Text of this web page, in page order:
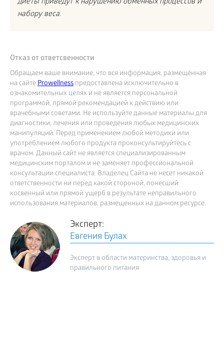
диеты приведут к нарушению обменных процессов и
набору веса.
Отказ от ответсвенности
Обращаем ваше внимание, что вся информация, размещённая
на сайтеProwellness предоставлена исключительно в
ознакомительных целях и не является персональной
программой, прямой рекомендацией к действию или
врачебными советами. Не используйте данные материалы для
диагностики, лечения или проведения любых медицинских
манипуляций. Перед применением любой методики или
употреблением любого продукта проконсультируйтесь с
врачом. Данный сайт не является специализированным
медицинским порталом и не заменяет профессиональной
консультации специалиста. Владелец Сайта не несет никакой
ответственности ни перед какой стороной, понесший
косвенный или прямой ущерб в результате неправильного
использования материалов, размещенных на данном ресурсе.
Эксперт:
Евгения Булах
Эксперт в области материнства, здоровья и
правильного питания